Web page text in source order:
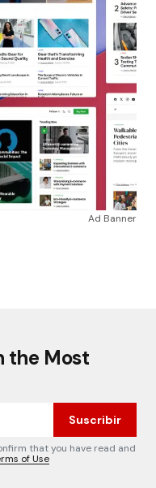
Ad Banner
the Most
Suscribir
that you have read and
of Use